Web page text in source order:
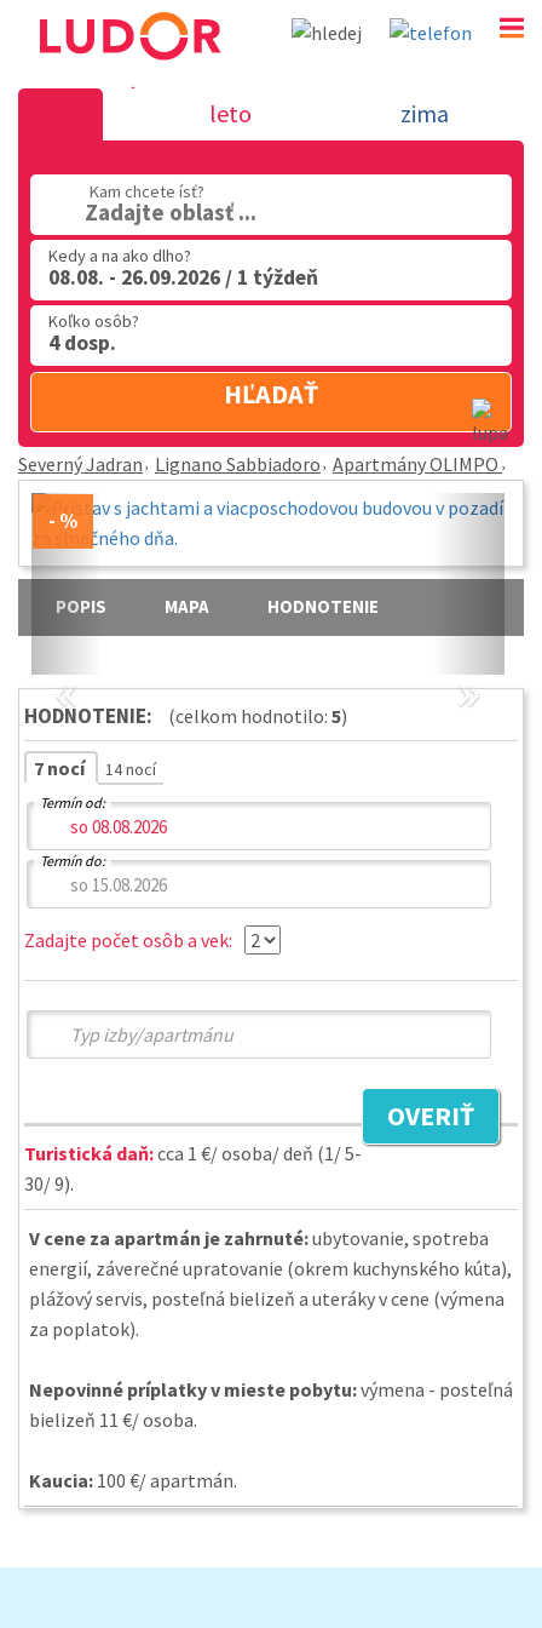
Apartmány OLIMPO - Lignano Sabbiadoro -
leto zima
Kam chcete ísť?
Zadajte oblasť ...
Kedy a na ako dlho?
08.08. - 26.09.2026 / 1 týždeň
Koľko osôb?
4 dosp.
HĽADAŤ
Severný Jadran Lignano Sabbiadoro Apartmány OLIMPO
« »
POPIS MAPA HODNOTENIE
HODNOTENIE: (celkom hodnotilo: 5)
7 nocí 14 nocí
Termín od:
Termín do:
Zadajte počet osôb a vek:
OVERIŤ
Turistická daň:cca 1 €/ osoba/ deň (1/ 5-
30/ 9).
V cene za apartmán je zahrnuté:ubytovanie, spotreba
energií, záverečné upratovanie (okrem kuchynského kúta),
plážový servis, posteľná bielizeň a uteráky v cene (výmena
za poplatok).
Nepovinné príplatky v mieste pobytu:výmena - posteľná
bielizeň 11 €/ osoba.
Kaucia: 100 €/ apartmán.